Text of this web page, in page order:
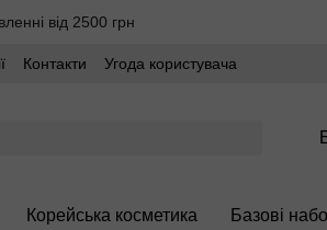
від 2500 грн
Контакти
Угода користувача
Корейська косметика Базові